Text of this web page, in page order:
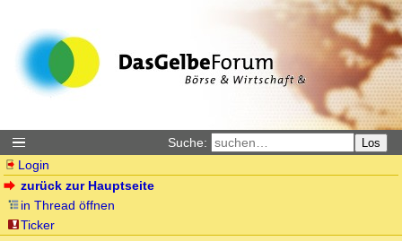
Suche: Los
Login
zurück zur Hauptseite
in Thread öffnen
Ticker